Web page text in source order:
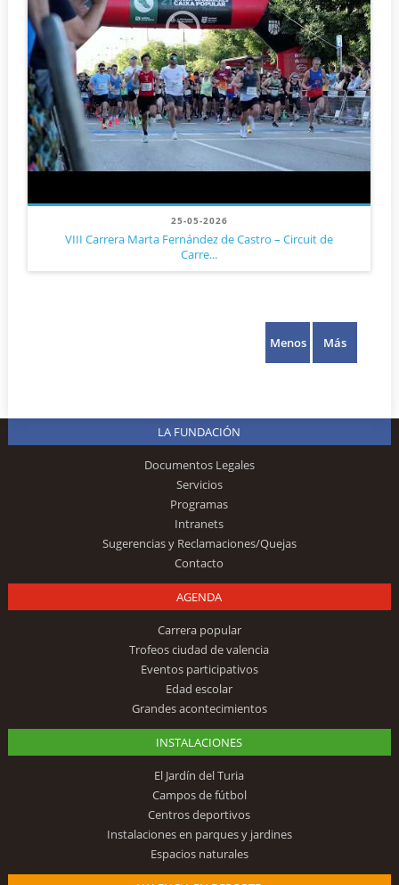
25-05-2026
VIII Carrera Marta Fernández de Castro – Circuit de
Carre...
Menos Más
LA FUNDACIÓN
Documentos Legales
Servicios
Programas
Intranets
Sugerencias y Reclamaciones/Quejas
Contacto
AGENDA
Carrera popular
Trofeos ciudad de valencia
Eventos participativos
Edad escolar
Grandes acontecimientos
INSTALACIONES
El Jardín del Turia
Campos de fútbol
Centros deportivos
Instalaciones en parques y jardines
Espacios naturales